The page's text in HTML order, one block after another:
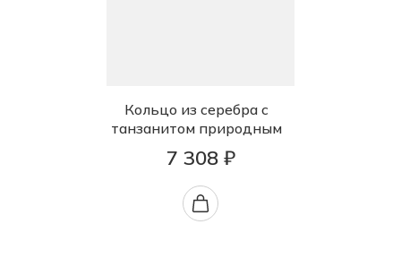
Кольцо из серебра с
танзанитом природным
7 308 ₽